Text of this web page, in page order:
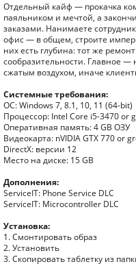
Отдельный кайф — прокачка
паяльником и мечтой, а
заказами. Нанимаете
офис — в общем, строите
них есть глубина: тот же
сообразительности. Главное —
сжатым воздухом, иначе
Системные требования:
ОС: Windows 7, 8.1, 10, 11 (64-bit)
Процессор: Intel Core i5-3470 or
Оперативная память: 4 GB ОЗУ
Видеокарта: nVIDIA GTX 770 or
DirectX: версии 12
Место на диске: 15 GB
Дополнения:
ServiceIT: Phone Service DLC
ServiceIT: Microcontroller DLC
Установка:
1. Смонтировать образ
2. Установить
3. Скопировать таблетку из